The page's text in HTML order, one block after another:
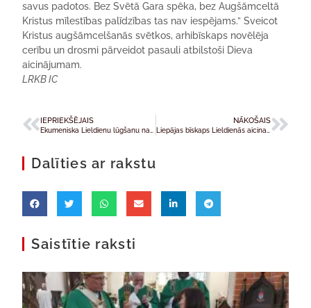
savus padotos. Bez Svētā Gara spēka, bez Augšāmceltā
Kristus mīlestības palīdzības tas nav iespējams.” Sveicot
Kristus augšāmcelšanās svētkos, arhibīskaps novēlēja
cerību un drosmi pārveidot pasauli atbilstoši Dieva
aicinājumam.
LRKB IC
IEPRIEKŠĒJAIS NĀKOŠAIS
Dalīties ar rakstu
Saistītie raksti